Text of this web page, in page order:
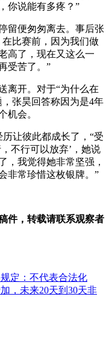
你说能有多疼？”
留便匆匆离去。事后张
比赛前，因为我们做
高了，现在又这么一
受苦了。”
离开。对于“为什么在
张昊回答称因为是4年
机会。
让彼此都成长了，“受
不行可以放弃’，她说
，我觉得她非常坚强，
非常珍惜这枚银牌。”
件，转载请联系观察者
定：不代表合法化
，未来20天到30天非